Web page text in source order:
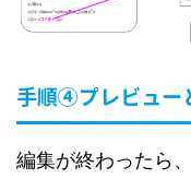
手順④プレビュー
編集が終わったら